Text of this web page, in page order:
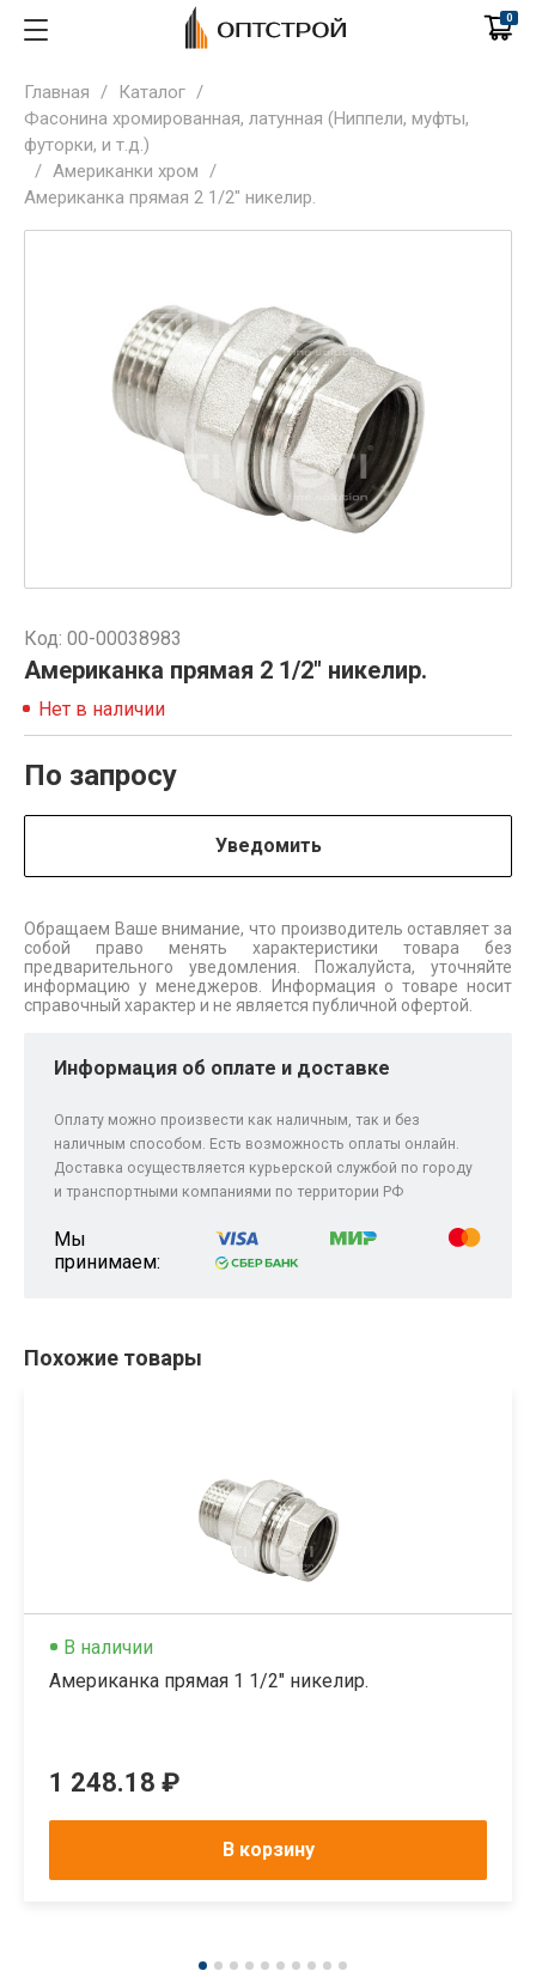
0
Главная / Каталог /
Фасонина хромированная, латунная (Ниппели, муфты,
футорки, и т.д.)
/ Американки хром /
Американка прямая 2 1/2" никелир.
Код: 00-00038983
Американка прямая 2 1/2" никелир.
Нет в наличии
По запросу
Уведомить
Обращаем Ваше внимание, что производитель оставляет за
собой право менять характеристики товара без
предварительного уведомления. Пожалуйста, уточняйте
информацию у менеджеров. Информация о товаре носит
справочный характер и не является публичной офертой.
Информация об оплате и доставке
Оплату можно произвести как наличным, так и без
наличным способом. Есть возможность оплаты онлайн.
Доставка осуществляется курьерской службой по городу
и транспортными компаниями по территории РФ
Мы
принимаем:
Похожие товары
В наличии
Американка прямая 1 1/2" никелир.
1 248.18 ₽
В корзину